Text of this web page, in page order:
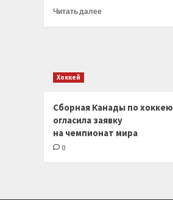
Читать далееПрочитать
Хоккей
Сборная Канады по хоккею
огласила заявку
на чемпионат мира
0